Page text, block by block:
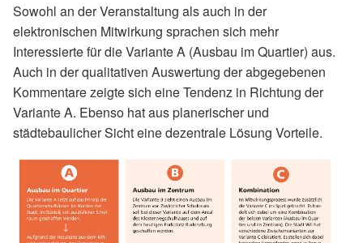
Sowohl an der Veranstaltung als auch in der
elektronischen Mitwirkung sprachen sich mehr
Interessierte für die Variante A (Ausbau im Quartier) aus.
Auch in der qualitativen Auswertung der abgegebenen
Kommentare zeigte sich eine Tendenz in Richtung der
Variante A. Ebenso hat aus planerischer und
städtebaulicher Sicht eine dezentrale Lösung Vorteile.